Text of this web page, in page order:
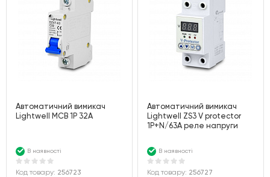
Автоматичний вимикач
Lightwell MCB 1P 32A
В наявності
Код товару: 256723
Автоматичний вимикач
Lightwell ZS3 V protector
1P+N/63A реле напруги
В наявності
Код товару: 256727